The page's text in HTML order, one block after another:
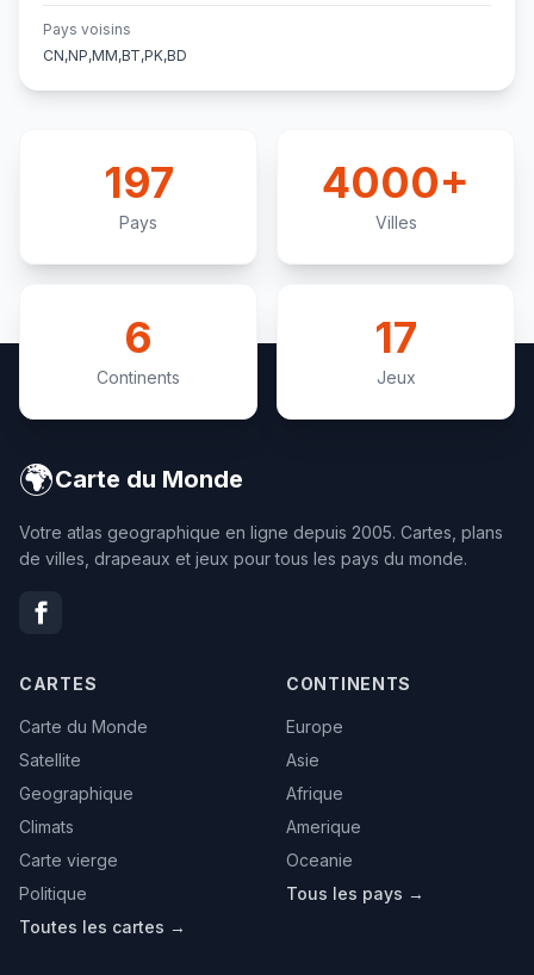
Pays voisins
CN,NP,MM,BT,PK,BD
197
Pays
4000+
Villes
6
Continents
17
Jeux
🌍Carte du Monde
Votre atlas geographique en ligne depuis 2005. Cartes, plans
de villes, drapeaux et jeux pour tous les pays du monde.
CARTES
Carte du Monde
Satellite
Geographique
Climats
Carte vierge
Politique
Toutes les cartes →
CONTINENTS
Europe
Asie
Afrique
Amerique
Oceanie
Tous les pays →